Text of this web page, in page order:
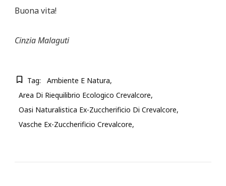
Buona vita!
Cinzia Malaguti
Tag:
Ambiente E Natura
Area Di Riequilibrio Ecologico Crevalcore
Oasi Naturalistica Ex-Zuccherificio Di Crevalcore
Vasche Ex-Zuccherificio Crevalcore